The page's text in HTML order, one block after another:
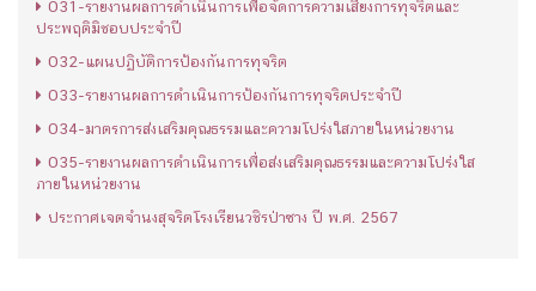
O31-รายงานผลการดำเนินการเพื่อจัดการความเสี่ยงการทุจริตและ
ประพฤติมิชอบประจำปี
O32-แผนปฏิบัติการป้องกันการทุจริต
O33-รายงานผลการดำเนินการป้องกันการทุจริตประจำปี
O34-มาตรการส่งเสริมคุณธรรมและความโปร่งใสภายในหน่วยงาน
O35-รายงานผลการดำเนินการเพื่อส่งเสริมคุณธรรมและความโปร่งใส
ภายในหน่วยงาน
ประกาศเจตจำนงสุจริตโรงเรียนวชิรป่าซาง ปี พ.ศ. 2567